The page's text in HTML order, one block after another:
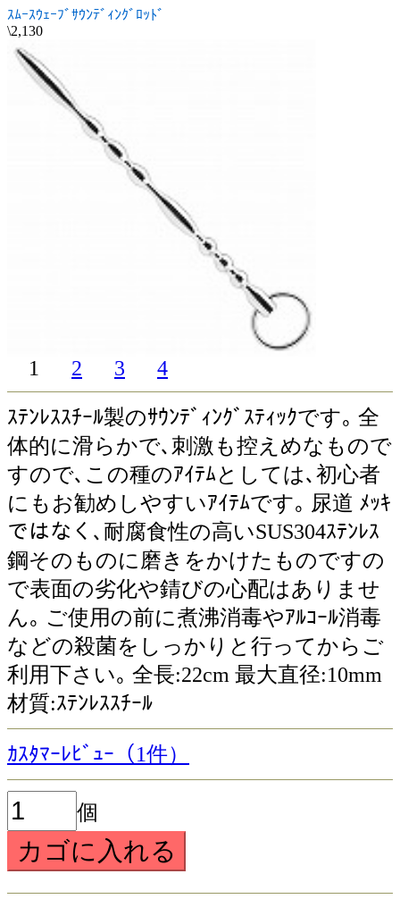
ｽﾑｰｽｳｪｰﾌﾞｻｳﾝﾃﾞｨﾝｸﾞﾛｯﾄﾞ
\2,130
1 2 3 4
ｽﾃﾝﾚｽｽﾁｰﾙ製のｻｳﾝﾃﾞｨﾝｸﾞｽﾃｨｯｸです｡ 全
体的に滑らかで､刺激も控えめなもので
すので､この種のｱｲﾃﾑとしては､初心者
にもお勧めしやすいｱｲﾃﾑです｡ 尿道 ﾒｯｷ
ではなく､耐腐食性の高いSUS304ｽﾃﾝﾚｽ
鋼そのものに磨きをかけたものですの
で表面の劣化や錆びの心配はありませ
ん｡ ご使用の前に煮沸消毒やｱﾙｺｰﾙ消毒
などの殺菌をしっかりと行ってからご
利用下さい｡ 全長:22cm 最大直径:10mm
材質:ｽﾃﾝﾚｽｽﾁｰﾙ
ｶｽﾀﾏｰﾚﾋﾞｭｰ（1件）
個